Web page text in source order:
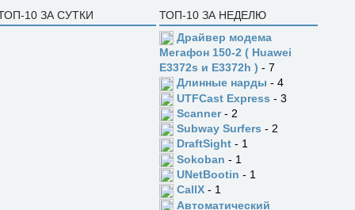
10 ЗА СУТКИ
ТОП-10 ЗА НЕДЕЛЮ
Драйвер модема
Мегафон 150-2 ( Huawei
E3372s и E3372h ) - 7
Длинные нарды - 4
UTFCast Express - 3
Scanner- 2
Subway Surfers - 2
DraftSight - 1
Sokoban - 1
UNetBootin - 1
CallX - 1
Автоматический